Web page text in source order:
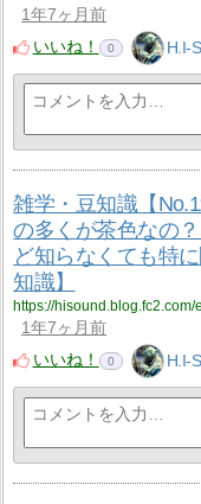
1年7ヶ月前
いいね！
0 H.I-
雑学・豆知識【
の多くが茶色なの
ど知らなくても特
知識】
https://hisound.blog.fc2.com/
1年7ヶ月前
いいね！
0 H.I-